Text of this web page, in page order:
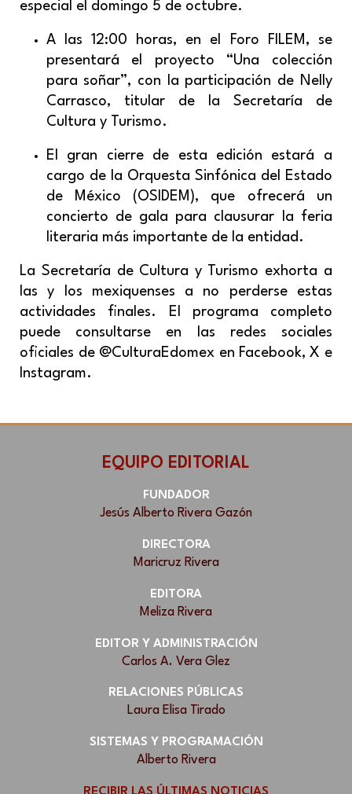
especial el domingo 5 de octubre.
A las 12:00 horas, en el Foro FILEM, se
presentará el proyecto “Una colección
para soñar”, con la participación de Nelly
Carrasco, titular de la Secretaría de
Cultura y Turismo.
El gran cierre de esta edición estará a
cargo de la Orquesta Sinfónica del Estado
de México (OSIDEM), que ofrecerá un
concierto de gala para clausurar la feria
literaria más importante de la entidad.
La Secretaría de Cultura y Turismo exhorta a
las y los mexiquenses a no perderse estas
actividades finales. El programa completo
puede consultarse en las redes sociales
oficiales de @CulturaEdomex en Facebook, X e
Instagram.
EQUIPO EDITORIAL
FUNDADOR
Jesús Alberto Rivera Gazón
DIRECTORA
Maricruz Rivera
EDITORA
Meliza Rivera
EDITOR Y ADMINISTRACIÓN
Carlos A. Vera Glez
RELACIONES PÚBLICAS
Laura Elisa Tirado
SISTEMAS Y PROGRAMACIÓN
Alberto Rivera